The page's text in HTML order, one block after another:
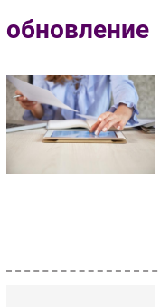
Импорто­замещение
Интернет
Мобильная связь
Фиксированная
Интеграция
Рынок ПК
ПО
обновление